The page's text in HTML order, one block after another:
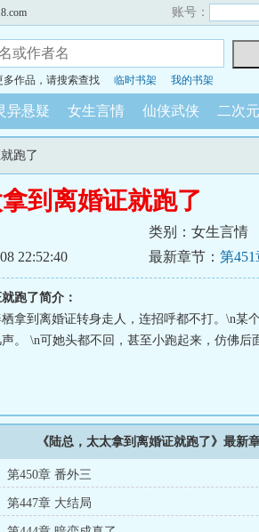
账号：
多作品，请搜索查找 临时书架 我的书架
异悬疑 女生言情 仙侠武侠 二次元
跑了
到离婚证就跑了
类别：女生言情
22:52:40
最新章节： 第
跑了简介：
拿到离婚证转身走人，连招呼都不打。\n某
。 \n可她头都不回，甚至小跑起来，仿佛后
《陆总，太太拿到离婚证就跑了》最新
第450章 番外三
第447章 大结局